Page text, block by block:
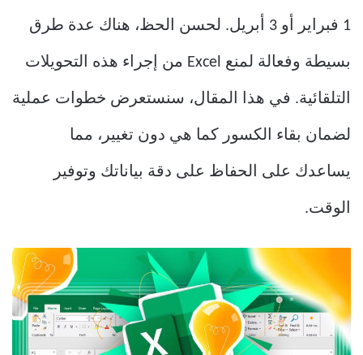
1 فبراير أو 3 أبريل. لحسن الحظ، هناك عدة طرق
بسيطة وفعالة لمنع Excel من إجراء هذه التحويلات
التلقائية. في هذا المقال، سنستعرض خطوات عملية
لضمان بقاء الكسور كما هي دون تغيير، مما
يساعدك على الحفاظ على دقة بياناتك وتوفير
الوقت.